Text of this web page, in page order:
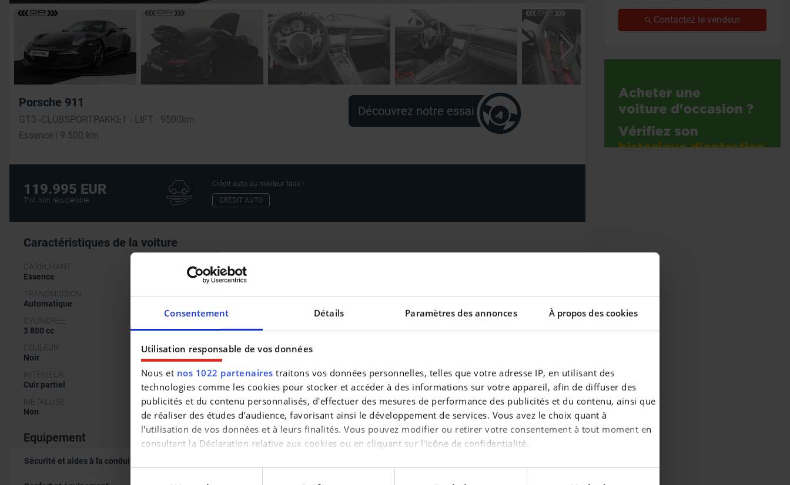
Consentement Détails Paramètres des annonces À propos des cookies
Utilisation responsable de vos données
Nous et nos 1022 partenaires traitons vos données personnelles, telles que votre adresse IP, en utilisant des
technologies comme les cookies pour stocker et accéder à des informations sur votre appareil, afin de diffuser des
publicités et du contenu personnalisés, d'effectuer des mesures de performance des publicités et du contenu, ainsi que
de réaliser des études d’audience, favorisant ainsi le développement de services. Vous avez le choix quant à
l'utilisation de vos données et à leurs finalités. Vous pouvez modifier ou retirer votre consentement à tout moment en
consultant la Déclaration relative aux cookies ou en cliquant sur l'icône de confidentialité.
Si vous le permettez, nous aimerions également :
Porsche 911
GT3 -CLUBSPORTPAKKET - LIFT - 9500km
Essence | 9.500 km
Découvrez notre essai
119.995 EUR
TVA non récupérable
Crédit auto au meilleur taux !
CRÉDIT AUTO
Caractéristiques de la voiture
CARBURANT
Essence
TRANSMISSION
Automatique
CYLINDRÉE
3 800 cc
2
COULEUR
Noir
COULEUR INTÉRIEURE
INTÉRIEUR
Cuir partiel
CLASSE D'ÉMISSION
Euro 6
MÉTALLISÉ
Non
Equipement
Sécurité et aides à la conduite
Contactez le vendeur